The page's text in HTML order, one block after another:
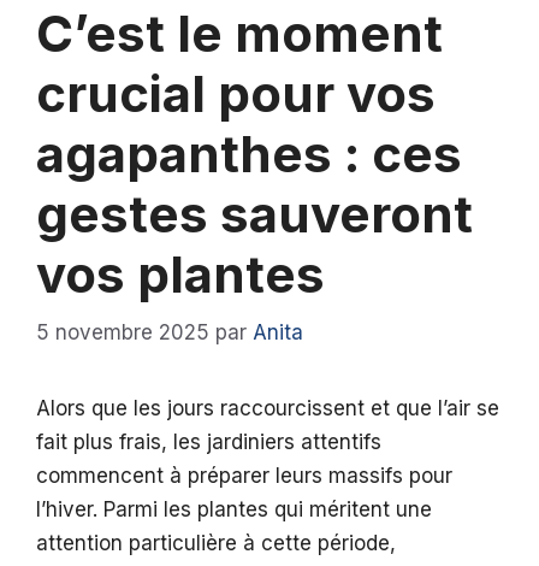
C’est le moment
crucial pour vos
agapanthes : ces
gestes sauveront
vos plantes
5 novembre 2025 par Anita
Alors que les jours raccourcissent et que l’air se
fait plus frais, les jardiniers attentifs
commencent à préparer leurs massifs pour
l’hiver. Parmi les plantes qui méritent une
attention particulière à cette période,